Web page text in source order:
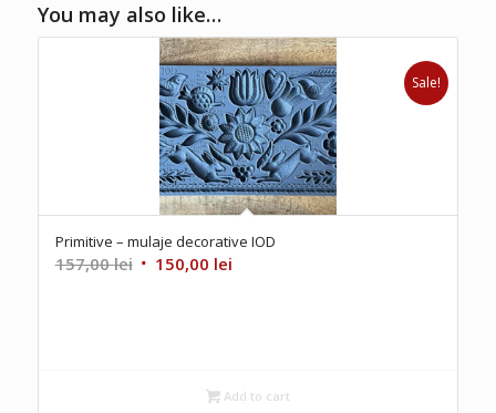
You may also like…
Primitive – mulaje decorative IOD
157,00lei Original
150,00 leiCurrent
Sale!
Add to cart